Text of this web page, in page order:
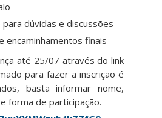
dúvidas e discussões
encaminhamentos finais
até 25/07 através do link
para fazer a inscrição é
basta informar nome,
forma de participação.